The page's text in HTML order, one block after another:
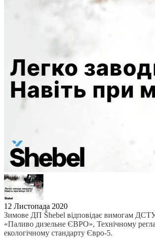
12 Листопада 2020
Зимове ДП Šhebel відповідає вимогам
«Паливо дизельне ЄВРО», Технічному
екологічному стандарту Євро-5.